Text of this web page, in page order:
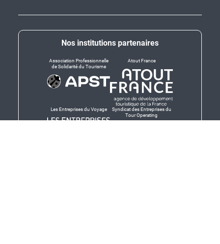
Nos institutions partenaires
Association Professionnelle
de Solidarité du Tourisme
Atout France
Les Entreprises du Voyage
Syndicat des Entreprises du
Tour Operating